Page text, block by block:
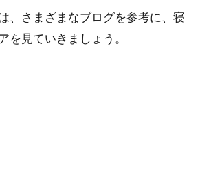
、さまざまなブログを参考に、寝
を見ていきましょう。